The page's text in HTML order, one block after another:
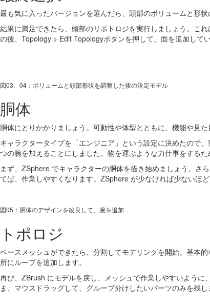
最も気に入ったバージョンを選んだら、頭部のボリュームと形
結果に満足できたら、頭部のリポトロジを実行しましょう。こ
の後、Topology > Edit Topologyボタンを押して、面を追加して
図03、04：ボリュームと頭部形状を調整した後の決定モデル
胴体
胴体にとりかかりましょう。可動性や体型とともに、機能や見た
キャラクタータイプを「エンジニア」という設定に決めたので
つの腕を加えることにしました。物を運ぶような力仕事をする
まず、ZSphere でキャラクターの胴体を描き始めましょう。さ
てば、作業しやすくなります。ZSphere が少なければ少ないほ
図05：胴体のデザインを改良して、腕を追加
トポロジ
ベースメッシュができたら、分割してモデリングを開始。基本
所にループを追加します。
再び、ZBrush にモデルを戻し、メッシュで作業しやすいよう
ま、マウスドラッグして、グループ分けしたいパーツのみを残